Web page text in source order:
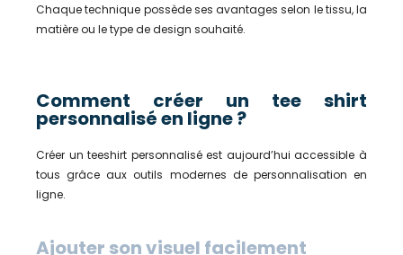
Chaque technique possède ses avantages selon le tissu, la
matière ou le type de design souhaité.
Comment créer un tee shirt
personnalisé en ligne ?
Créer un teeshirt personnalisé est aujourd’hui accessible à
tous grâce aux outils modernes de personnalisation en
ligne.
Ajouter son visuel facilement